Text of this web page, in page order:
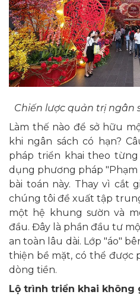
Chiến lược quản trị ngân
Làm thế nào để sở hữu
khi ngân sách có hạn?
pháp triển khai theo
dụng phương pháp
bài toán này. Thay vì cắt
chúng tôi đề xuất tập
một hệ khung sườn và
đầu. Đây là phần đầu tư
an toàn lâu dài. Lớp "áo"
thiện bề mặt, có thể được
dòng tiền.
Lộ trình triển khai không